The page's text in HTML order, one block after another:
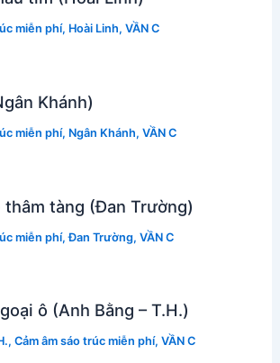
miễn phí, Hoài Linh, VẦN C
Khánh)
miễn phí, Ngân Khánh, VẦN C
thâm tàng (Đan Trường)
miễn phí,Đan Trường, VẦN C
ô (Anh Bằng – T.H.)
, Cảm âm sáo trúc miễn phí, VẦN C